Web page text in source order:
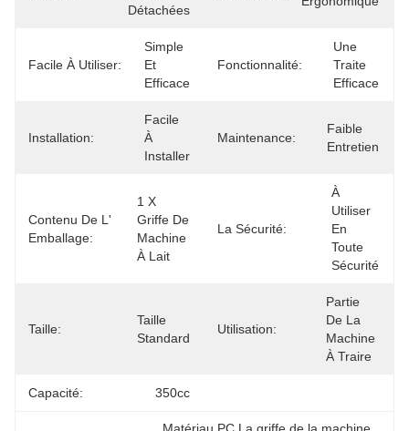
Détachées
Facile À Utiliser:
Simple
Et
Efficace
Fonctionnalité:
Une
Traite
Efficace
Installation:
Facile
À
Installer
Maintenance:
Faible
Entretien
Contenu De L'
Emballage:
1 X
Griffe De
Machine
À Lait
La Sécurité:
À
Utiliser
En
Toute
Sécurité
Taille:
Taille
Standard
Utilisation:
Partie
De La
Machine
À Traire
Capacité: 350cc